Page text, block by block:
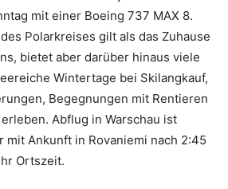
mit einer Boeing 737 MAX 8.
Polarkreises gilt als das Zuhause
bietet aber darüber hinaus viele
Wintertage bei Skilangkauf,
Begegnungen mit Rentieren
Abflug in Warschau ist
mit Ankunft in Rovaniemi nach 2:45
Ortszeit.